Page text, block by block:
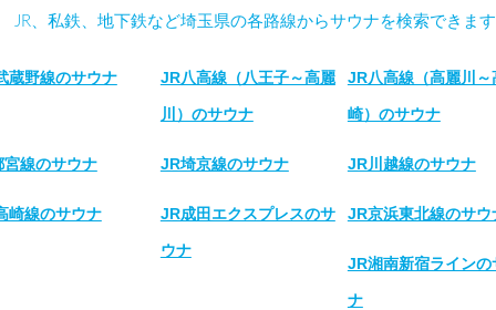
JR、私鉄、地下鉄など埼玉県の各路線からサウナを検索できます
蔵野線のサウナ JR八高線（八王子～高麗
川）のサウナ
JR八高線（高麗川～
崎）のサウナ
宮線のサウナ JR埼京線のサウナ JR川越線のサウナ
崎線のサウナ JR成田エクスプレスのサ
ウナ
JR京浜東北線のサウ
JR湘南新宿ラインの
ナ